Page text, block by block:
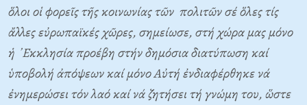
ὅλοι οἱ φορεῖς τῆς κοινωνίας τῶν πολιτῶν σέ ὅλες τίς
ἄλλες εὐρωπαϊκές χῶρες, σημείωσε, στή χώρα μας μόνο
ἡ ᾿Εκκλησία προέβη στήν δημόσια διατύπωση καί
ὑποβολή ἀπόψεων καί μόνο Αὐτή ἐνδιαφέρθηκε νά
ἐνημερώσει τόν λαό καί νά ζητήσει τή γνώμη του, ὥστε